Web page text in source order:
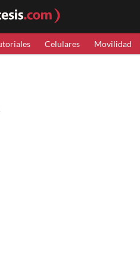
Celulares Movilidad